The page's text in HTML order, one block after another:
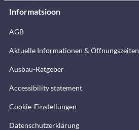
Informatsioon
AGB
Aktuelle Informationen & Öffnungszeiten
Ausbau-Ratgeber
Accessibility statement
Cookie-Einstellungen
Datenschutzerklärung